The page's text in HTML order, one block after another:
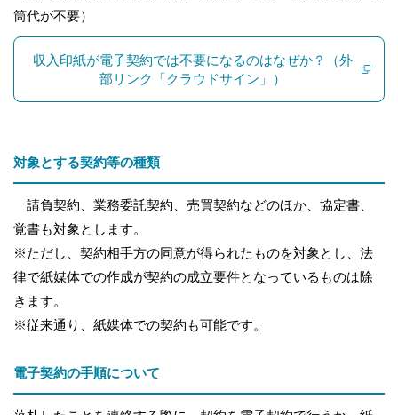
筒代が不要）
収入印紙が電子契約では不要になるのはなぜか？（外
部リンク「クラウドサイン」）
対象とする契約等の種類
請負契約、業務委託契約、売買契約などのほか、協定書、
覚書も対象とします。
※ただし、契約相手方の同意が得られたものを対象とし、法
律で紙媒体での作成が契約の成立要件となっているものは除
きます。
※従来通り、紙媒体での契約も可能です。
電子契約の手順について